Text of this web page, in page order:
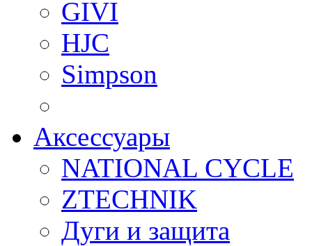
GIVI
HJC
Simpson
Аксессуары
NATIONAL CYCLE
ZTECHNIK
Дуги и защита